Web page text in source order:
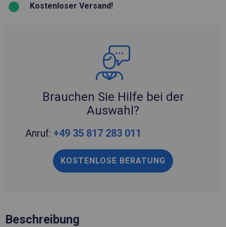
Kostenloser Versand!
Brauchen Sie Hilfe bei der
Auswahl?
Anruf: +49 35 817 283 011
KOSTENLOSE BERATUNG
Beschreibung